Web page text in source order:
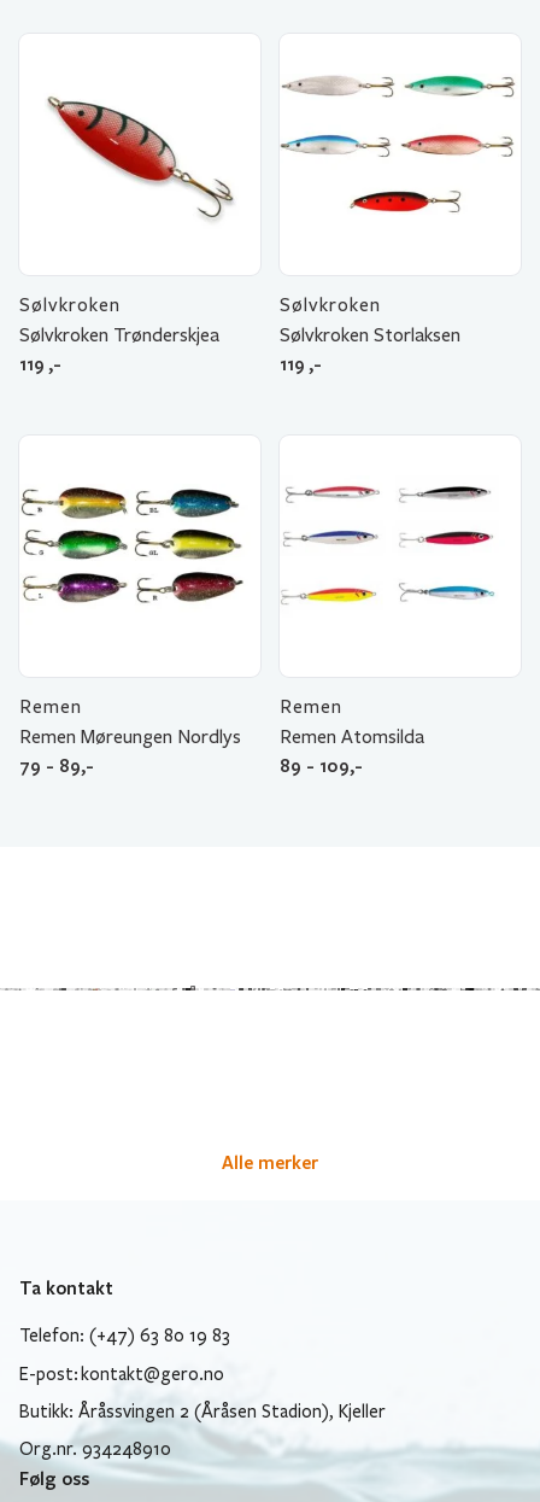
Sølvkroken
Sølvkroken Trønderskjea
119 ,-
Sølvkroken
Sølvkroken Storlaksen
119 ,-
Remen
Remen Møreungen Nordlys
79 - 89,-
Remen
Remen Atomsilda
89 - 109,-
Alle merker
Ta kontakt
Telefon: (+47) 63 80 19 83
E-post: kontakt@gero.no
Butikk: Åråssvingen 2 (Åråsen Stadion), Kjeller
Org.nr. 934248910
Følg oss